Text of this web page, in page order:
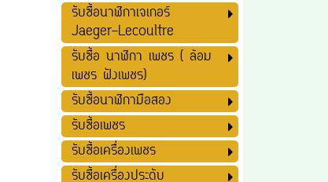
รับซื้อนาฬิกาเจเกอร์
Jaeger-Lecoultre
รับซื้อ นาฬิกา เพชร ( ล้อม
เพชร ฝังเพชร)
รับซื้อนาฬิกามือสอง
รับซื้อเพชร
รับซื้อเครื่องเพชร
รับซื้อเครื่องประดับ